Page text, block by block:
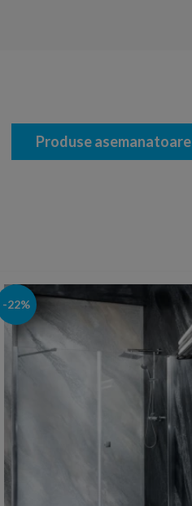
Produse asemanatoare
-22%